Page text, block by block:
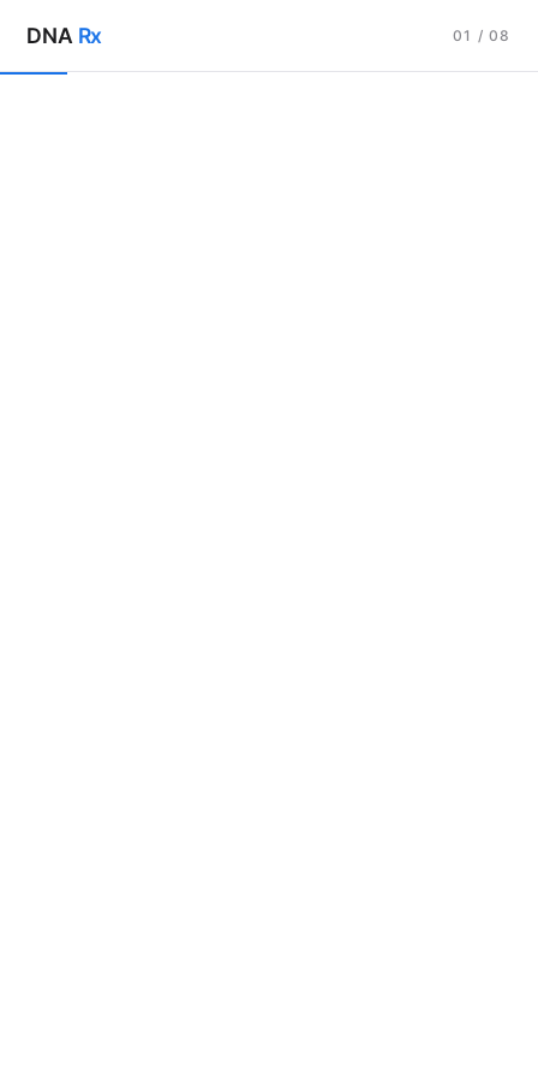
content
DNA Rx 01 / 08